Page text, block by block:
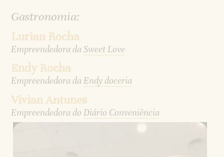
Gastronomia:
Lurian Rocha
Empreendedora da Sweet Love
Endy Rocha
Empreendedora daEndy doceria
Vivian Antunes
Empreendedora doDiário Conveniência